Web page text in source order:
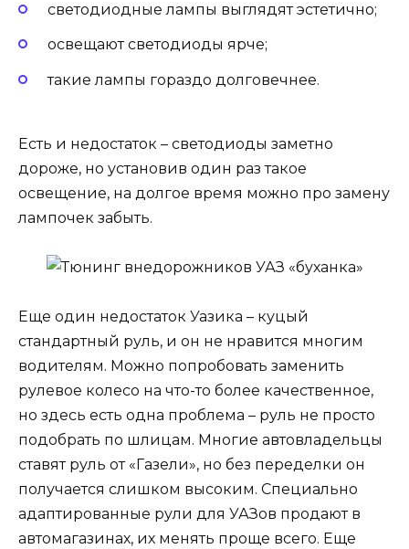
светодиодные лампы выглядят эстетично;
освещают светодиоды ярче;
такие лампы гораздо долговечнее.
Есть и недостаток – светодиоды заметно
дороже, но установив один раз такое
освещение, на долгое время можно про замену
лампочек забыть.
Еще один недостаток Уазика – куцый
стандартный руль, и он не нравится многим
водителям. Можно попробовать заменить
рулевое колесо на что-то более качественное,
но здесь есть одна проблема – руль не просто
подобрать по шлицам. Многие автовладельцы
ставят руль от «Газели», но без переделки он
получается слишком высоким. Специально
адаптированные рули для УАЗов продают в
автомагазинах, их менять проще всего. Еще